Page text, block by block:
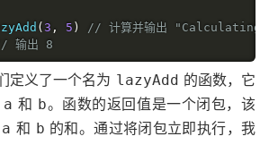
( 3 , 5 )
// 计算并输出 "Calculating
输出 8
定义了一个名为 lazyAdd 的函数，它
a 和 b。函数的返回值是一个闭包，该
a 和 b 的和。通过将闭包立即执行，我